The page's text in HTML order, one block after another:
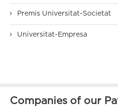
Premis Universitat-Societat
Universitat-Empresa
Companies of our